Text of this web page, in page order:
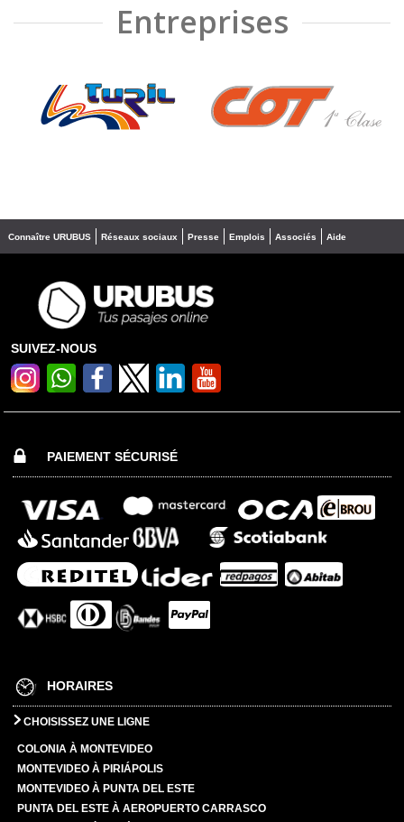
Entreprises
❮ ❯
Connaître URUBUS Réseaux sociaux Presse Emplois Associés Aide
SUIVEZ-NOUS
PAIEMENT SÉCURISÉ
HORAIRES
CHOISISSEZ UNE LIGNE
COLONIA À MONTEVIDEO
MONTEVIDEO À PIRIÁPOLIS
MONTEVIDEO À PUNTA DEL ESTE
PUNTA DEL ESTE À AEROPUERTO CARRASCO